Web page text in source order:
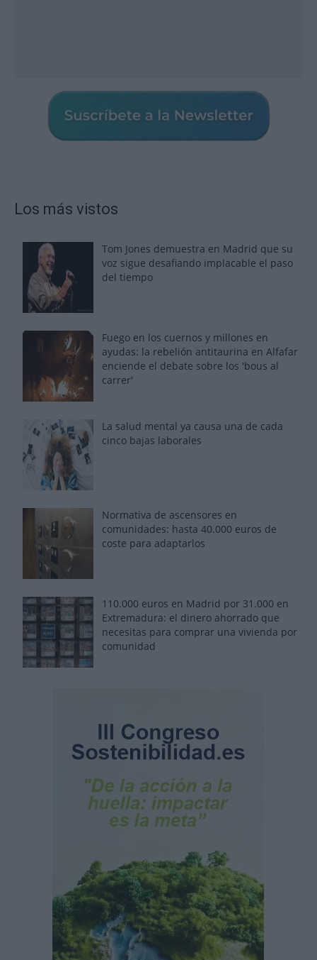
Los más vistos
Tom Jones demuestra en Madrid que su
voz sigue desafiando implacable el paso
del tiempo
Fuego en los cuernos y millones en
ayudas: la rebelión antitaurina en Alfafar
enciende el debate sobre los 'bous al
carrer'
La salud mental ya causa una de cada
cinco bajas laborales
Normativa de ascensores en
comunidades: hasta 40.000 euros de
coste para adaptarlos
110.000 euros en Madrid por 31.000 en
Extremadura: el dinero ahorrado que
necesitas para comprar una vivienda por
comunidad